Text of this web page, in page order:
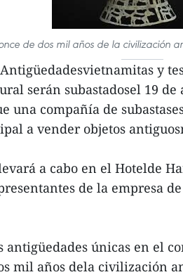
de dos mil años de la civilización
y
serán subastadosel 19
una compañía de
a vender objetos
a cabo en el Hotelde
de la empresa
antigüedades únicas en el
mil años dela civilización